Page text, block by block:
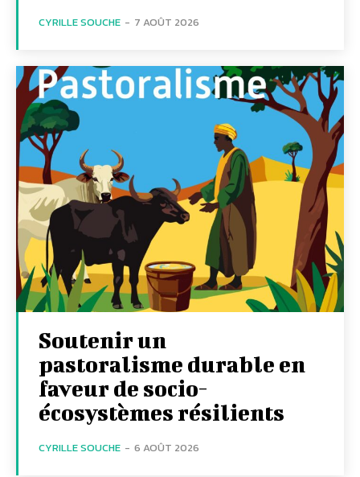
CYRILLE SOUCHE - 7 AOÛT 2026
Soutenir un
pastoralisme durable en
faveur de socio-
écosystèmes résilients
CYRILLE SOUCHE - 6 AOÛT 2026